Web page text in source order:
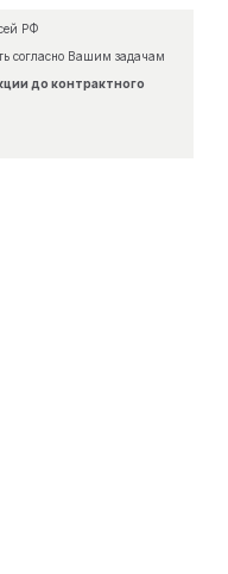
РФ
согласно Вашим задачам
до контрактного